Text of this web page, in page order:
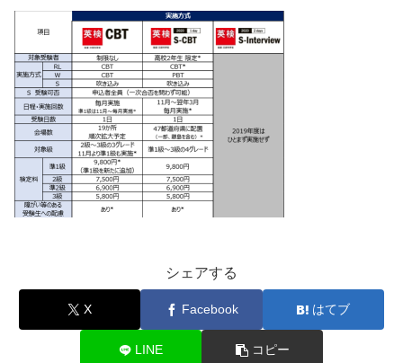
シェアする
X Facebook はてブ
LINE コピー